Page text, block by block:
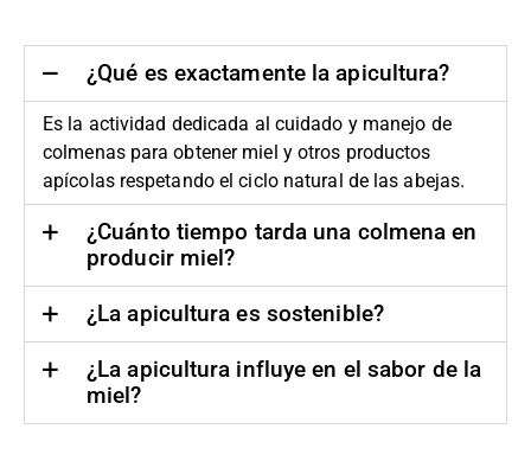
¿Qué es exactamente la apicultura?
Es la actividad dedicada al cuidado y manejo de
colmenas para obtener miel y otros productos
apícolas respetando el ciclo natural de las abejas.
¿Cuánto tiempo tarda una colmena en
producir miel?
¿La apicultura es sostenible?
¿La apicultura influye en el sabor de la
miel?